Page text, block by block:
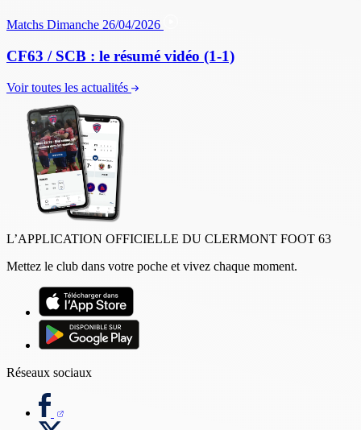
Matchs Dimanche 26/04/2026
CF63 / SCB : le résumé vidéo (1-1)
Voir toutes les actualités
L’APPLICATION OFFICIELLE DU CLERMONT FOOT 63
Mettez le club dans votre poche et vivez chaque moment.
Réseaux sociaux